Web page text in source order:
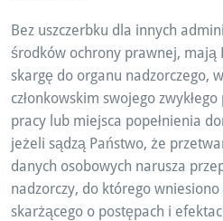
Bez uszczerbku dla innych
środków ochrony prawnej, mają
skargę do organu nadzorczego,
członkowskim swojego
pracy lub miejsca popełnienia
jeżeli sądzą Państwo, że
danych osobowych narusza
nadzorczy, do którego
skarżącego o postępach i